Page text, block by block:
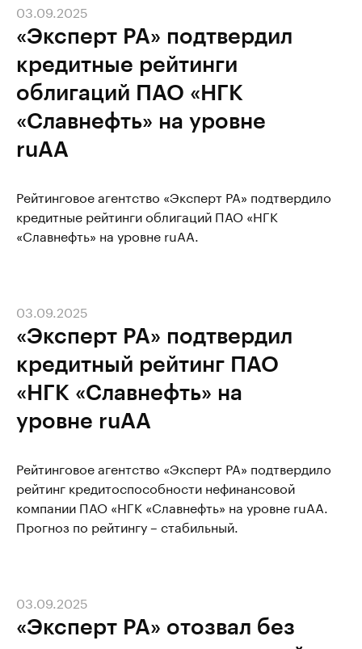
«Эксперт РА» подтвердил
кредитные рейтинги
облигаций ПАО «НГК
«Славнефть» на уровне
ruAA
03.09.2025
Рейтинговое агентство «Эксперт РА» подтвердило
кредитные рейтинги облигаций ПАО «НГК
«Славнефть» на уровне ruAA.
«Эксперт РА» подтвердил
кредитный рейтинг ПАО
«НГК «Славнефть» на
уровне ruAA
03.09.2025
Рейтинговое агентство «Эксперт РА» подтвердило
рейтинг кредитоспособности нефинансовой
компании ПАО «НГК «Славнефть» на уровне ruAA.
Прогноз по рейтингу – стабильный.
«Эксперт РА» отозвал без
03.09.2025